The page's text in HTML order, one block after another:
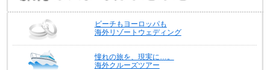
ビーチもヨーロッパも
海外リゾートウェディング
憧れの旅を、現実に…。
海外クルーズツアー